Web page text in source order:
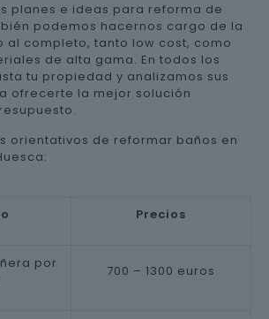
planes e ideas para reforma de
podemos hacernos cargo de la
al completo, tanto low cost, como
de alta gama. En todos los
tu propiedad y analizamos sus
ofrecerte la mejor solución
orientativos de reformar baños en
Precios
por
700 – 1300 euros